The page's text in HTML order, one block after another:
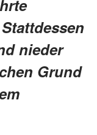
nieder
Grund